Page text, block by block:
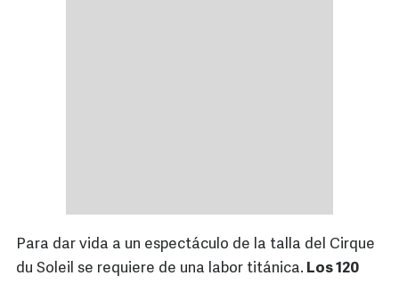
Para dar vida a un espectáculo de la talla del Cirque
du Soleil se requiere de una labor titánica. Los 120